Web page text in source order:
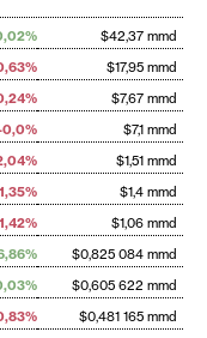
$42,37 mmd
$17,95 mmd
$7,67 mmd
0,0%
$7,1 mmd
$1,51 mmd
$1,4 mmd
$1,06 mmd
$0,825 084 mmd
$0,605 622 mmd
$0,481 165 mmd